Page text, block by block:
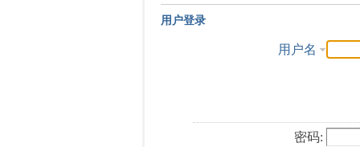
用户登录
用户名
密码: